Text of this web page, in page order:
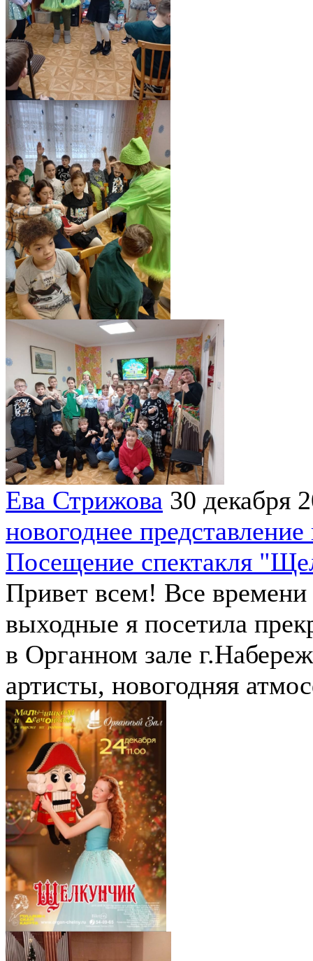
Ева Стрижова 30 декабря
новогоднее
Посещение спектакля
Привет всем! Все
выходные я посетила
в Органном зале
артисты, новогодняя